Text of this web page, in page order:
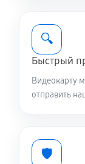
🔍
Быстрый
Видеокарту
отправить
🛡️